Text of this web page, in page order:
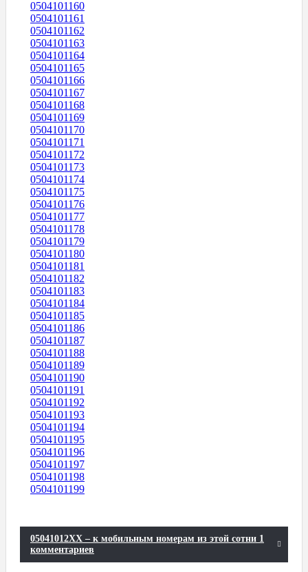
0504101160
0504101161
0504101162
0504101163
0504101164
0504101165
0504101166
0504101167
0504101168
0504101169
0504101170
0504101171
0504101172
0504101173
0504101174
0504101175
0504101176
0504101177
0504101178
0504101179
0504101180
0504101181
0504101182
0504101183
0504101184
0504101185
0504101186
0504101187
0504101188
0504101189
0504101190
0504101191
0504101192
0504101193
0504101194
0504101195
0504101196
0504101197
0504101198
0504101199
05041012XX – к мобильным номерам из этой сотни 1
комментариев